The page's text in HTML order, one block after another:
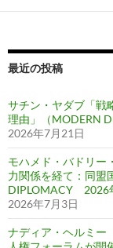
ナ
ゲ
ー
シ
ョ
ン
最近の投稿
サチン・ヤダブ「戦
理由」（MODERN
2026年7月21日
モハメド・バドリー
力関係を経て：同盟
DIPLOMACY 2026
2026年7月3日
ナディア・ヘルミー